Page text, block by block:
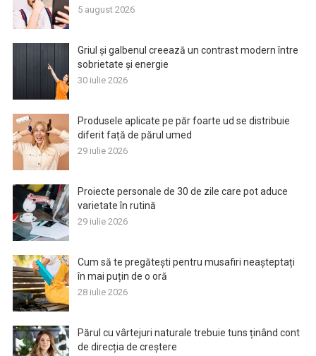
5 august 2026
Griul și galbenul creează un contrast modern între
sobrietate și energie
30 iulie 2026
Produsele aplicate pe păr foarte ud se distribuie
diferit față de părul umed
29 iulie 2026
Proiecte personale de 30 de zile care pot aduce
varietate în rutină
29 iulie 2026
Cum să te pregătești pentru musafiri neașteptați
în mai puțin de o oră
28 iulie 2026
Părul cu vârtejuri naturale trebuie tuns ținând cont
de direcția de creștere